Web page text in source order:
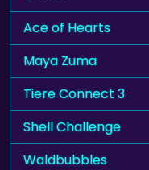
Ace of Hearts
Maya Zuma
Tiere Connect 3
Shell Challenge
Waldbubbles